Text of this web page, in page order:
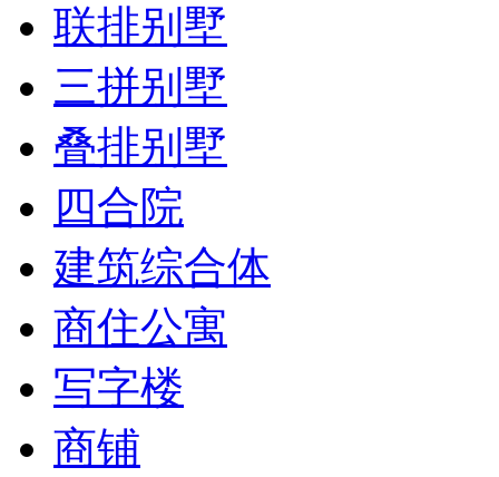
联排别墅
三拼别墅
叠排别墅
四合院
建筑综合体
商住公寓
写字楼
商铺